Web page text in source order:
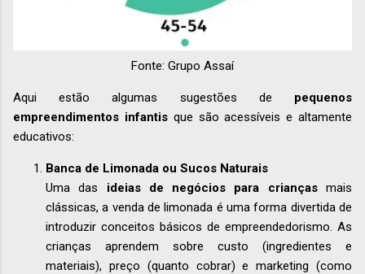
Fonte: Grupo Assaí
Aqui estão algumas sugestões de pequenos
empreendimentos infantisque são acessíveis e altamente
educativos:
Banca de Limonada ou Sucos Naturais
Uma das ideias de negócios para criançasmais
clássicas, a venda de limonada é uma forma divertida de
introduzir conceitos básicos de empreendedorismo. As
crianças aprendem sobre custo (ingredientes e
materiais), preço (quanto cobrar) e marketing (como